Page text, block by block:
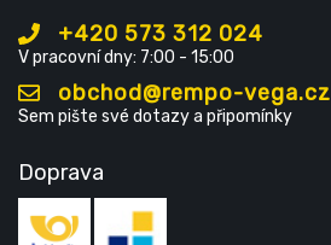
+420 573 312 024
V pracovní dny: 7:00 - 15:00
obchod@rempo-vega.cz
Sem pište své dotazy a připomínky
Doprava